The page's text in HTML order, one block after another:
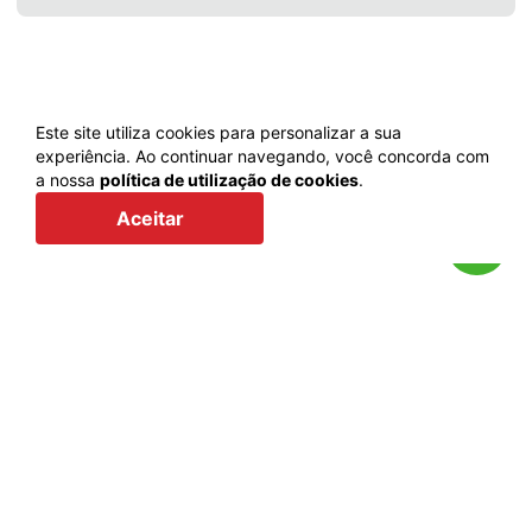
Este site utiliza cookies para personalizar a sua
experiência. Ao continuar navegando, você concorda com
a nossa política de utilização de cookies.
Aceitar